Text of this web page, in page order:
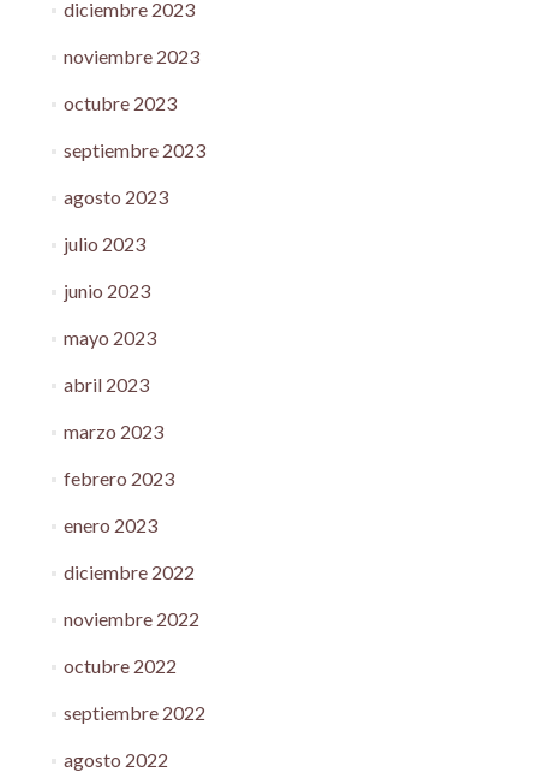
diciembre 2023
noviembre 2023
octubre 2023
septiembre 2023
agosto 2023
julio 2023
junio 2023
mayo 2023
abril 2023
marzo 2023
febrero 2023
enero 2023
diciembre 2022
noviembre 2022
octubre 2022
septiembre 2022
agosto 2022